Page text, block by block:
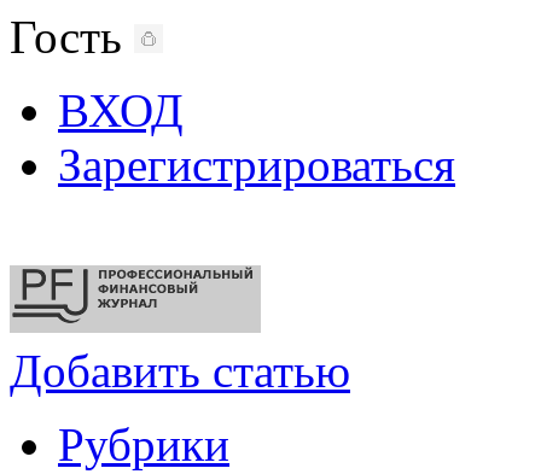
Гость
ВХОД
Зарегистрироваться
Добавить статью
Рубрики